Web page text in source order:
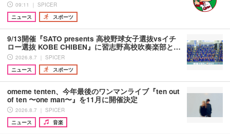
09:11 ｜ SPICER
ニュース
スポーツ
9/13開催『SATO presents 高校野球女子選抜vsイチ
ロー選抜 KOBE CHIBEN』に習志野高校吹奏楽部と…
2026.8.7 ｜ SPICER
ニュース
スポーツ
omeme tenten、今年最後のワンマンライブ『ten out
of ten 〜one man〜』を11月に開催決定
2026.8.7 ｜ SPICER
ニュース
音楽